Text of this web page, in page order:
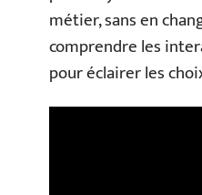
métier, sans en
comprendre les
pour éclairer les